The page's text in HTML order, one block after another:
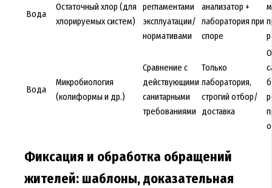
Вода
Остаточный хлор (для
хлорируемых систем)
регламентами
эксплуатации/
нормативами
анализатор +
лаборатория при
споре
Вода
Микробиология
(колиформы и др.)
Сравнение с
действующими
санитарными
требованиями
Только
лаборатория,
строгий отбор/
доставка
Фиксация и обработка обращений
жителей: шаблоны, доказательная